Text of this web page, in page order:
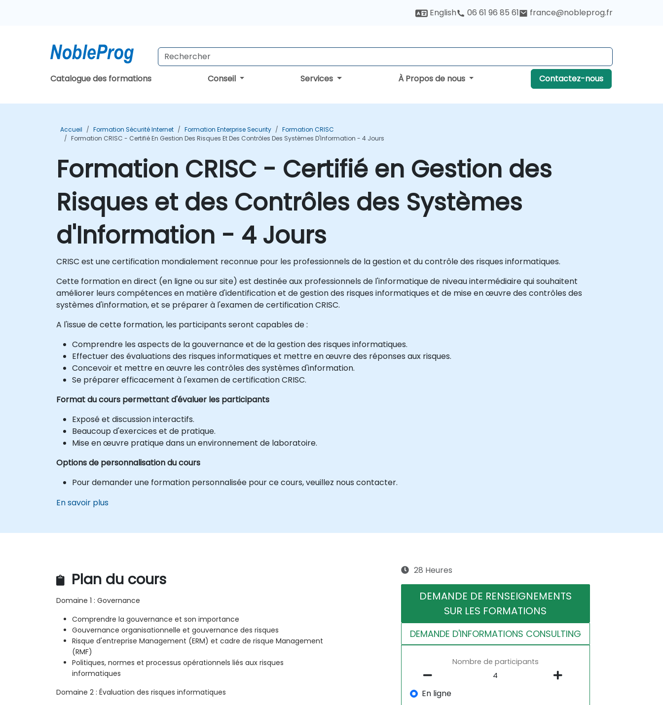
English 06 61 96 85 61 france@nobleprog.fr
Catalogue des formations Conseil Services À Propos de nous Contactez-nous
Accueil Formation Sécurité Internet Formation Enterprise Security
Formation CRISC
Formation CRISC - Certifié En Gestion Des Risques Et Des Contrôles Des Systèmes D'Information - 4 Jours
Formation CRISC - Certifié en Gestion des
Risques et des Contrôles des Systèmes
d'Information - 4 Jours
CRISC est une certification mondialement reconnue pour les professionnels de la gestion et du contrôle des risques informatiques.
Cette formation en direct (en ligne ou sur site) est destinée aux professionnels de l'informatique de niveau intermédiaire qui souhaitent
améliorer leurs compétences en matière d'identification et de gestion des risques informatiques et de mise en œuvre des contrôles des
systèmes d'information, et se préparer à l'examen de certification CRISC.
A l'issue de cette formation, les participants seront capables de :
Comprendre les aspects de la gouvernance et de la gestion des risques informatiques.
Effectuer des évaluations des risques informatiques et mettre en œuvre des réponses aux risques.
Concevoir et mettre en œuvre les contrôles des systèmes d'information.
Se préparer efficacement à l'examen de certification CRISC.
Format du cours permettant d'évaluer les participants
Exposé et discussion interactifs.
Beaucoup d'exercices et de pratique.
Mise en œuvre pratique dans un environnement de laboratoire.
Options de personnalisation du cours
Pour demander une formation personnalisée pour ce cours, veuillez nous contacter.
En savoir plus
Plan du cours
Domaine 1 : Governance
Comprendre la gouvernance et son importance
Gouvernance organisationnelle et gouvernance des risques
Risque d'entreprise Management (ERM) et cadre de risque Management
(RMF)
Politiques, normes et processus opérationnels liés aux risques
informatiques
Domaine 2 : Évaluation des risques informatiques
28 Heures
DEMANDE DE RENSEIGNEMENTS
SUR LES FORMATIONS
DEMANDE D'INFORMATIONS CONSULTING
Nombre de participants
En ligne